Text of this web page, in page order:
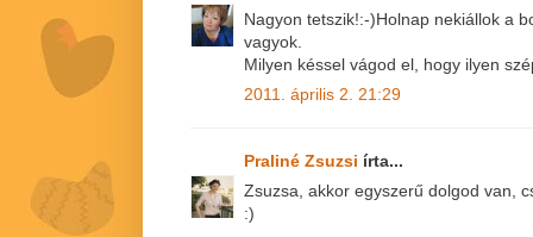
Nagyon tetszik!:-)Holnap nekiállok a
vagyok.
Milyen késsel vágod el, hogy ilyen
2011. április 2. 21:29
Praliné Zsuzsi írta...
Zsuzsa, akkor egyszerű dolgod van,
:)